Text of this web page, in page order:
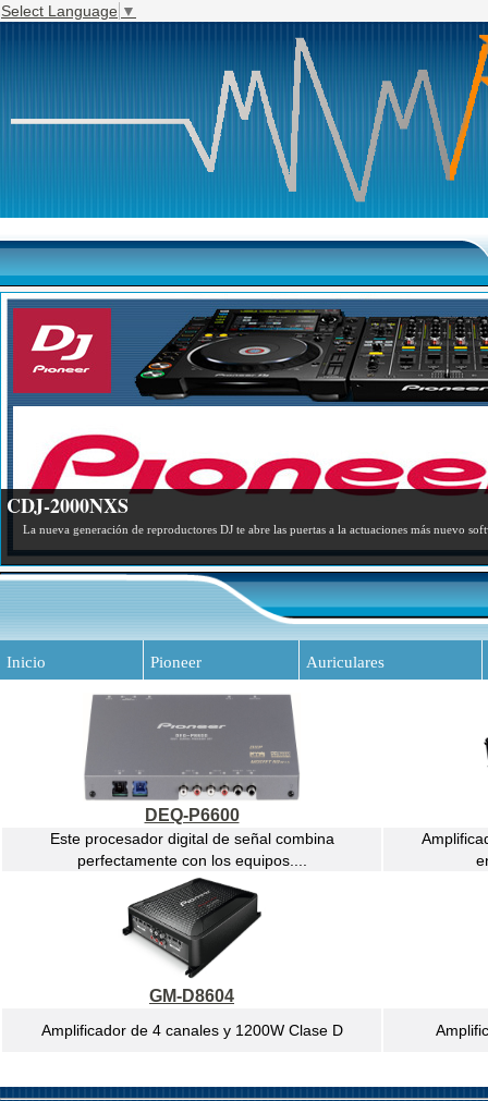
Select Language ▼
CDJ-2000NXS
La nueva generación de reproductores DJ te abre las puertas a la actuaciones más nuevo
Inicio Pioneer Auriculares
DEQ-P6600
Este procesador digital de señal combina
perfectamente con los equipos....
GM-D8604
Amplificador de 4 canales y 1200W Clase D